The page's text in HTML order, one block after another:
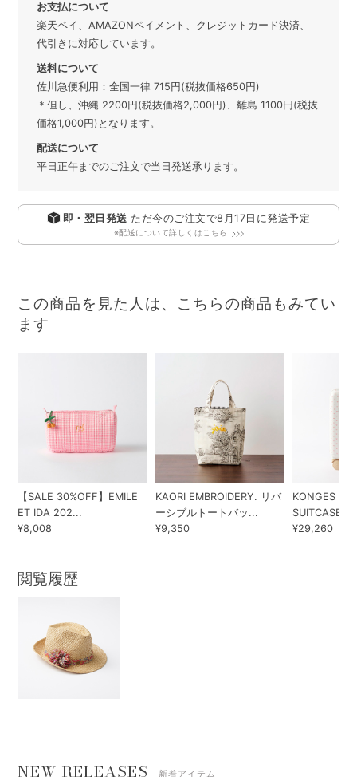
お支払について
楽天ペイ、AMAZONペイメント、クレジットカード決済、
代引きに対応しています。
送料について
佐川急便利用：全国一律 715円(税抜価格650円)
＊但し、沖縄 2200円(税抜価格2,000円)、離島 1100円(税抜
価格1,000円)となります。
配送について
平日正午までのご注文で当日発送承ります。
即・翌日発送 ただ今のご注文で8月17日 に発送予定
※配送について詳しくはこちら
この商品を見た人は、こちらの商品もみてい
ます
【SALE 30%OFF】EMILE
ET IDA 202...
¥8,008
KAORI EMBROIDERY. リバ
ーシブルトートバッ...
¥9,350
KONGES
SUITCASE...
¥29,260
閲覧履歴
NEW RELEASES 新着アイテム